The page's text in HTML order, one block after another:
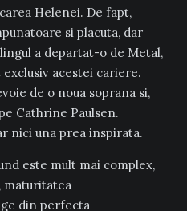
Helenei. De fapt,
si placuta, dar
a departat-o de Metal,
acestei cariere.
de o noua soprana si,
Cathrine Paulsen.
nici una prea inspirata.
este mult mai complex,
maturitatea
din perfecta